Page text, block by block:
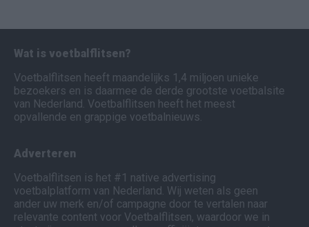
Wat is voetbalflitsen?
Voetbalflitsen heeft maandelijks 1,4 miljoen unieke
bezoekers en is daarmee de derde grootste voetbalsite
van Nederland. Voetbalflitsen heeft het meest
opvallende en grappige voetbalnieuws.
Adverteren
Voetbalflitsen is het #1 native advertising
voetbalplatform van Nederland. Wij weten als geen
ander uw merk en/of campagne door te vertalen naar
relevante content voor Voetbalflitsen, waardoor we in